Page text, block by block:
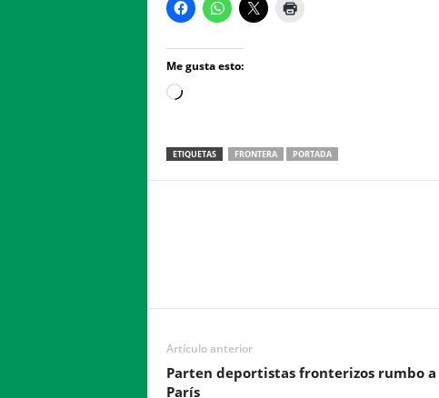
Me gusta esto:
Loading…
ETIQUETAS FRONTERA PORTADA
Artículo anterior
Parten deportistas fronterizos rumbo a
París